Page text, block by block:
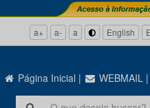
a+ a- a English
Página Inicial | WEBMAIL |